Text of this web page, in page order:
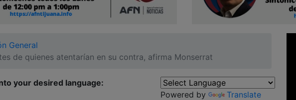
General
de quienes atentarían en su contra, afirma Monserrat
your desired language:
Powered by
Translate